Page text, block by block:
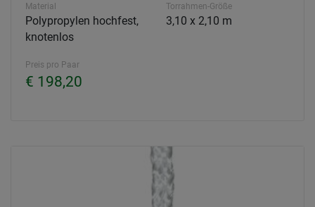
Material
Polypropylen hochfest,
knotenlos
Torrahmen-Größe
3,10 x 2,10 m
Preis pro Paar
€ 198,20